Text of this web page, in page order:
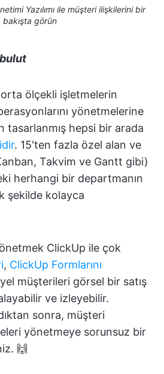
Yazılımı ile müşteri ilişkilerini bir
bakışta görün
bulut
ölçekli işletmelerin
yönetmelerine
tasarlanmış hepsi bir arada
. 15'ten fazla özel alan ve
Takvim ve Gantt gibi)
herhangi bir departmanın
şekilde kolayca
ClickUp ile çok
, ClickUp Formlarını
müşterileri görsel bir satış
ve izleyebilir.
sonra, müşteri
yönetmeye sorunsuz bir
🙌